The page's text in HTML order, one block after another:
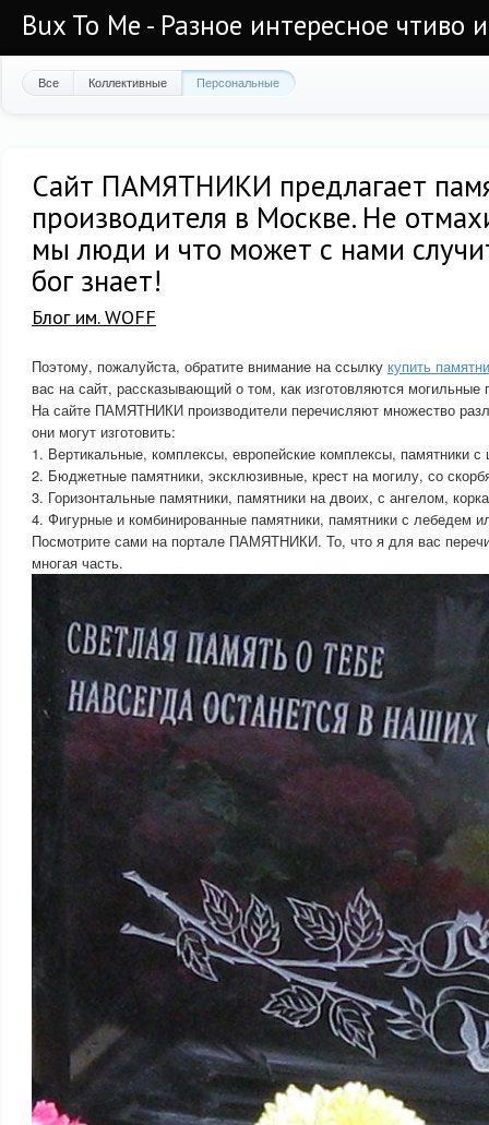
Bux To Me - Разное интересное чтиво
Все Коллективные Персональные
Сайт ПАМЯТНИКИ предлагает
производителя в Москве. Не
мы люди и что может с нами
бог знает!
Блог им. WOFF
Поэтому, пожалуйста, обратите внимание на ссылку купить
вас на сайт, рассказывающий о том, как изготовляются могильные
На сайте ПАМЯТНИКИ производители перечисляют множество
они могут изготовить:
1. Вертикальные, комплексы, европейские комплексы, памятники с
2. Бюджетные памятники, эксклюзивные, крест на могилу, со
3. Горизонтальные памятники, памятники на двоих, с ангелом,
4. Фигурные и комбинированные памятники, памятники с лебедем
Посмотрите сами на портале ПАМЯТНИКИ. То, что я для вас
многая часть.